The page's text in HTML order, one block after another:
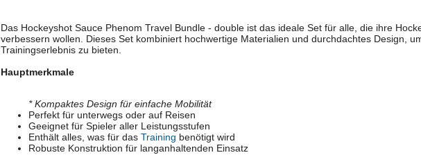
Das Hockeyshot Sauce Phenom Travel Bundle - double ist das ideale Set für alle, die ihre
verbessern wollen. Dieses Set kombiniert hochwertige Materialien und durchdachtes Design,
Trainingserlebnis zu bieten.
Hauptmerkmale
* Kompaktes Design für einfache Mobilität
Perfekt für unterwegs oder auf Reisen
Geeignet für Spieler aller Leistungsstufen
Enthält alles, was für das Training benötigt wird
Robuste Konstruktion für langanhaltenden Einsatz